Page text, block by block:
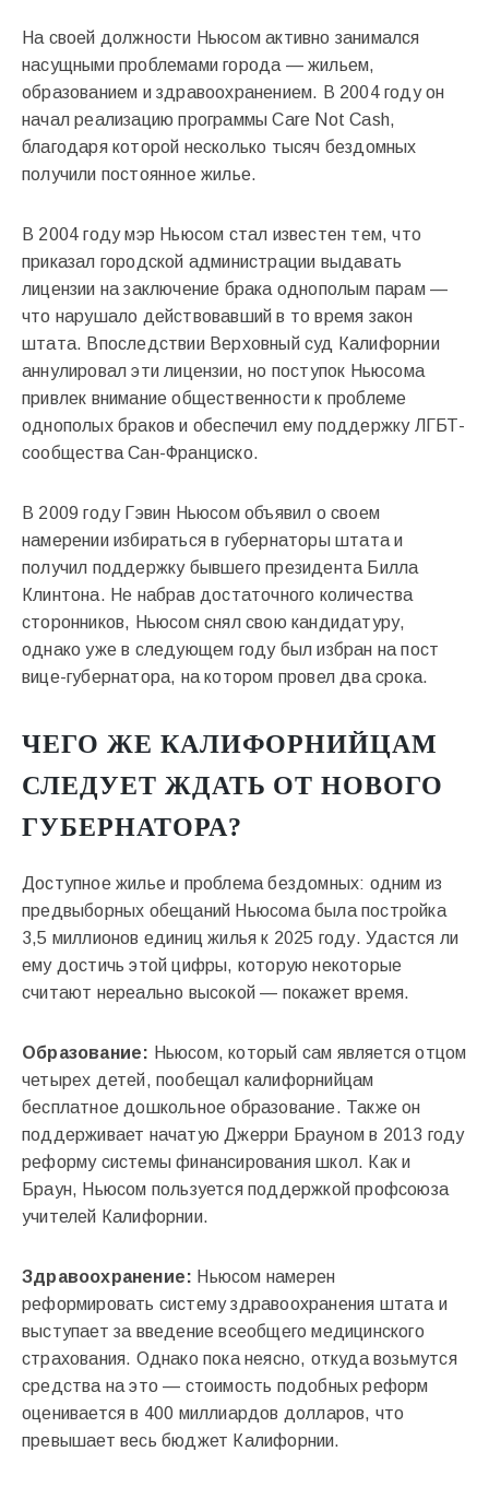
На своей должности Ньюсом активно занимался
насущными проблемами города — жильем,
образованием и здравоохранением. В 2004 году он
начал реализацию программы Care Not Cash,
благодаря которой несколько тысяч бездомных
получили постоянное жилье.
В 2004 году мэр Ньюсом стал известен тем, что
приказал городской администрации выдавать
лицензии на заключение брака однополым парам —
что нарушало действовавший в то время закон
штата. Впоследствии Верховный суд Калифорнии
аннулировал эти лицензии, но поступок Ньюсома
привлек внимание общественности к проблеме
однополых браков и обеспечил ему поддержку ЛГБТ-
сообщества Сан-Франциско.
В 2009 году Гэвин Ньюсом объявил о своем
намерении избираться в губернаторы штата и
получил поддержку бывшего президента Билла
Клинтона. Не набрав достаточного количества
сторонников, Ньюсом снял свою кандидатуру,
однако уже в следующем году был избран на пост
вице-губернатора, на котором провел два срока.
ЧЕГО ЖЕ КАЛИФОРНИЙЦАМ
СЛЕДУЕТ ЖДАТЬ ОТ НОВОГО
ГУБЕРНАТОРА?
Доступное жилье и проблема бездомных: одним из
предвыборных обещаний Ньюсома была постройка
3,5 миллионов единиц жилья к 2025 году. Удастся ли
ему достичь этой цифры, которую некоторые
считают нереально высокой — покажет время.
Образование: Ньюсом, который сам является отцом
четырех детей, пообещал калифорнийцам
бесплатное дошкольное образование. Также он
поддерживает начатую Джерри Брауном в 2013 году
реформу системы финансирования школ. Как и
Браун, Ньюсом пользуется поддержкой профсоюза
учителей Калифорнии.
Здравоохранение: Ньюсом намерен
реформировать систему здравоохранения штата и
выступает за введение всеобщего медицинского
страхования. Однако пока неясно, откуда возьмутся
средства на это — стоимость подобных реформ
оценивается в 400 миллиардов долларов, что
превышает весь бюджет Калифорнии.